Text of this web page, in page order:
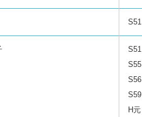
S51
S51
S55
S56
S59
H元